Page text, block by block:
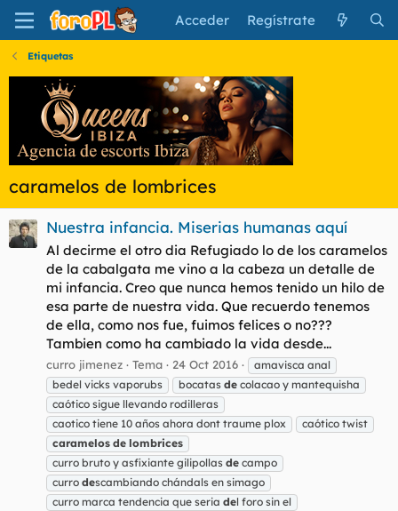
Acceder Regístrate
Etiquetas
caramelos de lombrices
Nuestra infancia. Miserias humanas aquí
Al decirme el otro dia Refugiado lo de los caramelos
de la cabalgata me vino a la cabeza un detalle de
mi infancia. Creo que nunca hemos tenido un hilo de
esa parte de nuestra vida. Que recuerdo tenemos
de ella, como nos fue, fuimos felices o no???
Tambien como ha cambiado la vida desde...
curro jimenez Tema 24 Oct 2016
amavisca anal
bedel vicks vaporubs
bocatas de colacao y mantequisha
caótico sigue llevando rodilleras
caotico tiene 10 años ahora dont traume plox
caótico twist
caramelos de lombrices
curro bruto y asfixiante gilipollas de campo
curro descambiando chándals en simago
curro marca tendencia que seria del foro sin el